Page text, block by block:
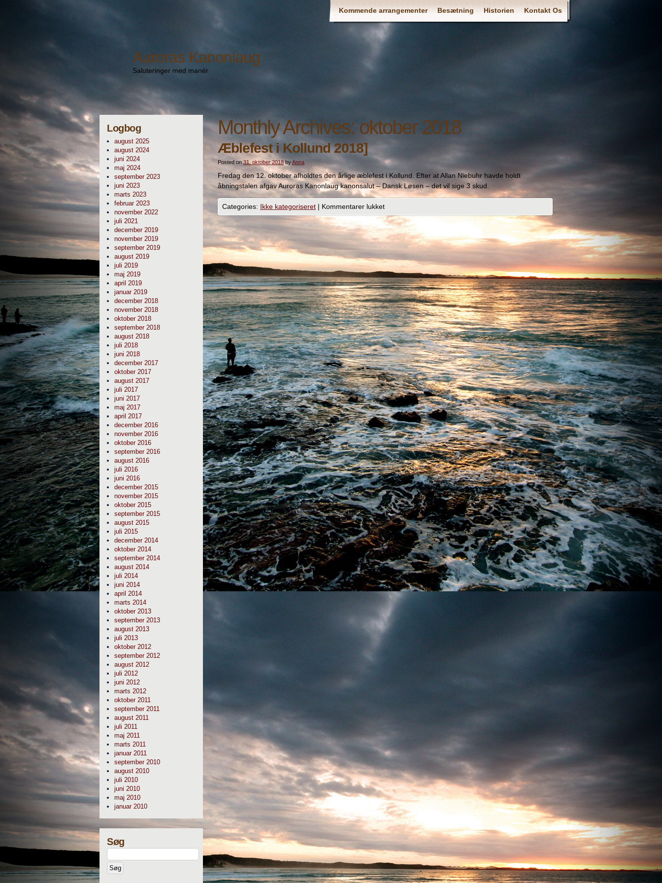
Kommende arrangementer Besætning Historien Kontakt Os
Auroras Kanonlaug
Saluteringer med manér
Monthly Archives:oktober 2018
Æblefest i Kollund 2018]
Posted on 31. oktober 2018 byAnna
Fredag den 12. oktober afholdtes den årlige æblefest i Kollund. Efter at Allan Niebuhr havde holdt
åbningstalen afgav Auroras Kanonlaug kanonsalut – Dansk Løsen – det vil sige 3 skud.
Categories: Ikke kategoriseret | Kommentarer lukket
Logbog
august 2025
august 2024
juni 2024
maj 2024
september 2023
juni 2023
marts 2023
februar 2023
november 2022
juli 2021
december 2019
november 2019
september 2019
august 2019
juli 2019
maj 2019
april 2019
januar 2019
december 2018
november 2018
oktober 2018
september 2018
august 2018
juli 2018
juni 2018
december 2017
oktober 2017
august 2017
juli 2017
juni 2017
maj 2017
april 2017
december 2016
november 2016
oktober 2016
september 2016
august 2016
juli 2016
juni 2016
december 2015
november 2015
oktober 2015
september 2015
august 2015
juli 2015
december 2014
oktober 2014
september 2014
august 2014
juli 2014
juni 2014
april 2014
marts 2014
oktober 2013
september 2013
august 2013
juli 2013
oktober 2012
september 2012
august 2012
juli 2012
juni 2012
marts 2012
oktober 2011
september 2011
august 2011
juli 2011
maj 2011
marts 2011
januar 2011
september 2010
august 2010
juli 2010
juni 2010
maj 2010
januar 2010
Søg